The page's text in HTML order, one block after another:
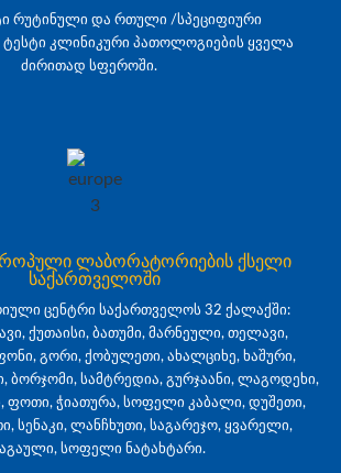
რუტინული და რთული /სპეციფიური
ტესტი კლინიკური პათოლოგიების ყველა
ძირითად სფეროში.
ლაბორატორიების ქსელი
საქართველოში
ცენტრი საქართველოს 32 ქალაქში:
ქუთაისი, ბათუმი, მარნეული, თელავი,
გორი, ქობულეთი, ახალციხე, ხაშური,
ბორჯომი, სამტრედია, გურჯაანი, ლაგოდეხი,
ფოთი, ჭიათურა, სოფელი კაბალი, დუშეთი,
სენაკი, ლანჩხუთი, საგარეჯო, ყვარელი,
სოფელი ნატახტარი.